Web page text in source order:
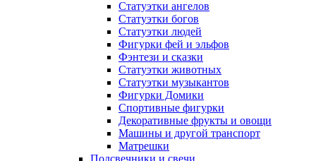
Статуэтки ангелов
Статуэтки богов
Статуэтки людей
Фигурки фей и эльфов
Фэнтези и сказки
Статуэтки животных
Статуэтки музыкантов
Фигурки Домики
Спортивные фигурки
Декоративные фрукты и овощи
Машины и другой транспорт
Матрешки
Подсвечники и свечи